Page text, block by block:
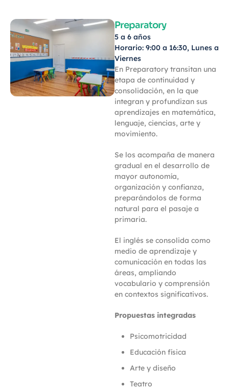
Preparatory
5 a 6 años
Horario: 9:00 a 16:30, Lunes a
Viernes
En Preparatory transitan una
etapa de continuidad y
consolidación, en la que
integran y profundizan sus
aprendizajes en matemática,
lenguaje, ciencias, arte y
movimiento.
Se los acompaña de manera
gradual en el desarrollo de
mayor autonomía,
organización y confianza,
preparándolos de forma
natural para el pasaje a
primaria.
El inglés se consolida como
medio de aprendizaje y
comunicación en todas las
áreas, ampliando
vocabulario y comprensión
en contextos significativos.
Propuestas integradas
Psicomotricidad
Educación física
Arte y diseño
Teatro